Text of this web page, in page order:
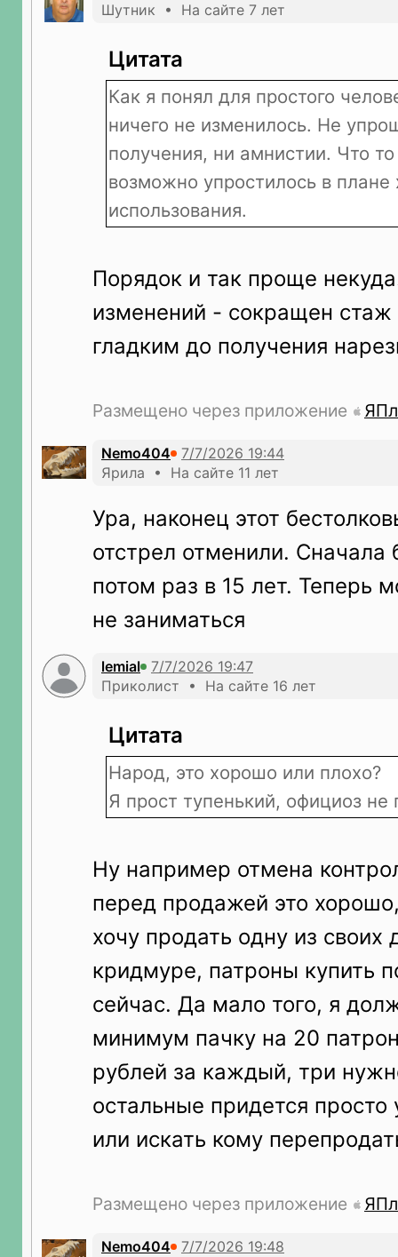
Шутник • На сайте 7 лет
Цитата
Как я понял для простого
ничего не изменилось. Не
получения, ни амнистии. Что
возможно упростилось в плане
использования.
Порядок и так проще
изменений - сокращен стаж
гладким до получения
Размещено через приложение
Nemo404
Ярила • На сайте 11 лет
Ура, наконец этот
отстрел отменили. Сначала
потом раз в 15 лет. Теперь
не заниматься
lemial
Приколист • На сайте 16 лет
Цитата
Народ, это хорошо или плохо?
Я прост тупенький, официоз
Ну например отмена
перед продажей это
хочу продать одну из своих
кридмуре, патроны купить
сейчас. Да мало того, я
минимум пачку на 20
рублей за каждый, три
остальные придется просто
или искать кому
Размещено через приложение
Nemo404